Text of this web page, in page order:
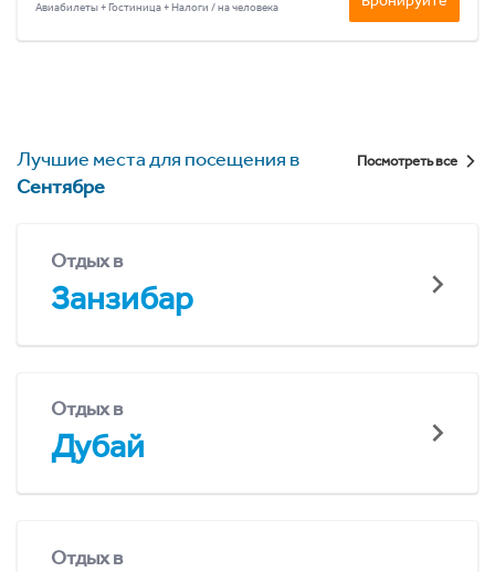
Авиабилеты + Гостиница + Налоги / на человека
Лучшие места для посещения в
Сентябре
Посмотреть все
Отдых в
Занзибар
Отдых в
Дубай
Отдых в